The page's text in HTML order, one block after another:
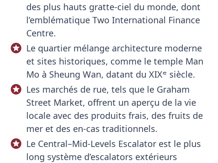
des plus hauts gratte-ciel du monde, dont
l’emblématique Two International Finance
Centre.
Le quartier mélange architecture moderne
et sites historiques, comme le temple Man
Mo à Sheung Wan, datant du XIXᵉ siècle.
Les marchés de rue, tels que le Graham
Street Market, offrent un aperçu de la vie
locale avec des produits frais, des fruits de
mer et des en-cas traditionnels.
Le Central–Mid-Levels Escalator est le plus
long système d’escalators extérieurs